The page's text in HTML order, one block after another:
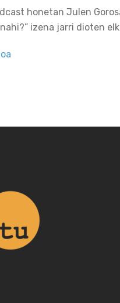
honetan Julen
izena jarri dioten